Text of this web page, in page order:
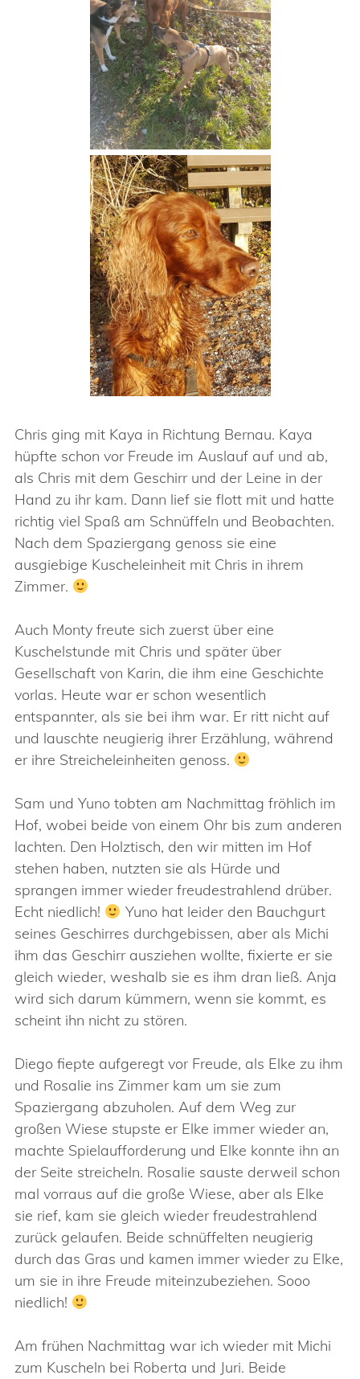
Chris ging mit Kaya in Richtung Bernau. Kaya
hüpfte schon vor Freude im Auslauf auf und ab,
als Chris mit dem Geschirr und der Leine in der
Hand zu ihr kam. Dann lief sie flott mit und hatte
richtig viel Spaß am Schnüffeln und Beobachten.
Nach dem Spaziergang genoss sie eine
ausgiebige Kuscheleinheit mit Chris in ihrem
Zimmer.
Auch Monty freute sich zuerst über eine
Kuschelstunde mit Chris und später über
Gesellschaft von Karin, die ihm eine Geschichte
vorlas. Heute war er schon wesentlich
entspannter, als sie bei ihm war. Er ritt nicht auf
und lauschte neugierig ihrer Erzählung, während
er ihre Streicheleinheiten genoss.
Sam und Yuno tobten am Nachmittag fröhlich im
Hof, wobei beide von einem Ohr bis zum anderen
lachten. Den Holztisch, den wir mitten im Hof
stehen haben, nutzten sie als Hürde und
sprangen immer wieder freudestrahlend drüber.
Echt niedlich!
Yuno hat leider den Bauchgurt
seines Geschirres durchgebissen, aber als Michi
ihm das Geschirr ausziehen wollte, fixierte er sie
gleich wieder, weshalb sie es ihm dran ließ. Anja
wird sich darum kümmern, wenn sie kommt, es
scheint ihn nicht zu stören.
Diego fiepte aufgeregt vor Freude, als Elke zu ihm
und Rosalie ins Zimmer kam um sie zum
Spaziergang abzuholen. Auf dem Weg zur
großen Wiese stupste er Elke immer wieder an,
machte Spielaufforderung und Elke konnte ihn an
der Seite streicheln. Rosalie sauste derweil schon
mal vorraus auf die große Wiese, aber als Elke
sie rief, kam sie gleich wieder freudestrahlend
zurück gelaufen. Beide schnüffelten neugierig
durch das Gras und kamen immer wieder zu Elke,
um sie in ihre Freude miteinzubeziehen. Sooo
niedlich!
Am frühen Nachmittag war ich wieder mit Michi
zum Kuscheln bei Roberta und Juri. Beide